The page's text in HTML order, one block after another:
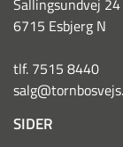
Sallingsundvej 24
6715 Esbjerg N
tlf. 7515 8440
SIDER